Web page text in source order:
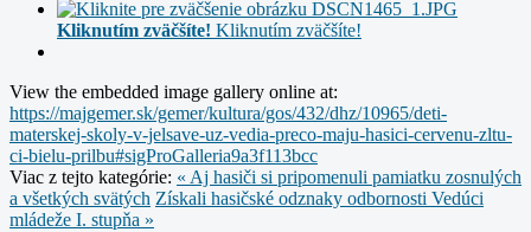
Kliknutím zväčšíte! Kliknutím zväčšíte!
View the embedded image gallery online at:
https://majgemer.sk/gemer/kultura/gos/432/dhz/10965/deti-
materskej-skoly-v-jelsave-uz-vedia-preco-maju-hasici-cervenu-zltu-
ci-bielu-prilbu#sigProGalleria9a3f113bcc
Viac z tejto kategórie: « Aj hasiči si pripomenuli pamiatku zosnulých
a všetkých svätých Získali hasičské odznaky odbornosti Vedúci
mládeže I. stupňa »